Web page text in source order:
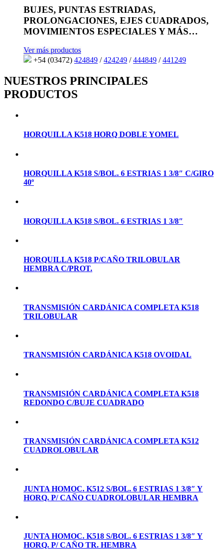
BUJES, PUNTAS ESTRIADAS,
PROLONGACIONES, EJES CUADRADOS,
MOVIMIENTOS ESPECIALES Y MÁS…
Ver más productos
+54 (03472) 424849 /424249 /444849 /441249
NUESTROS PRINCIPALES
PRODUCTOS
HORQUILLA K518 HORQ DOBLE YOMEL
HORQUILLA K518 S/BOL. 6 ESTRIAS 1 3/8″ C/GIRO
40º
HORQUILLA K518 S/BOL. 6 ESTRIAS 1 3/8″
HORQUILLA K518 P/CAÑO TRILOBULAR
HEMBRA C/PROT.
TRANSMISIÓN CARDÁNICA COMPLETA K518
TRILOBULAR
TRANSMISIÓN CARDÁNICA K518 OVOIDAL
TRANSMISIÓN CARDÁNICA COMPLETA K518
REDONDO C/BUJE CUADRADO
TRANSMISIÓN CARDÁNICA COMPLETA K512
CUADROLOBULAR
JUNTA HOMOC. K512 S/BOL. 6 ESTRIAS 1 3/8″ Y
HORQ. P/ CAÑO CUADROLOBULAR HEMBRA
JUNTA HOMOC. K518 S/BOL. 6 ESTRIAS 1 3/8″ Y
HORQ. P/ CAÑO TR. HEMBRA